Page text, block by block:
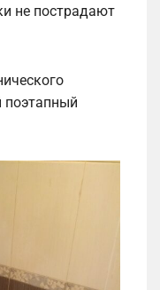
не пострадают
поэтапный